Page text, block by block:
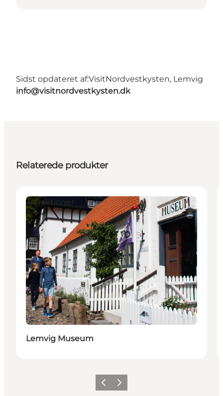
Sidst opdateret af:VisitNordvestkysten, Lemvig
info@visitnordvestkysten.dk
Relaterede produkter
Attraktioner
Lemvig Museum
ForrigeNæste